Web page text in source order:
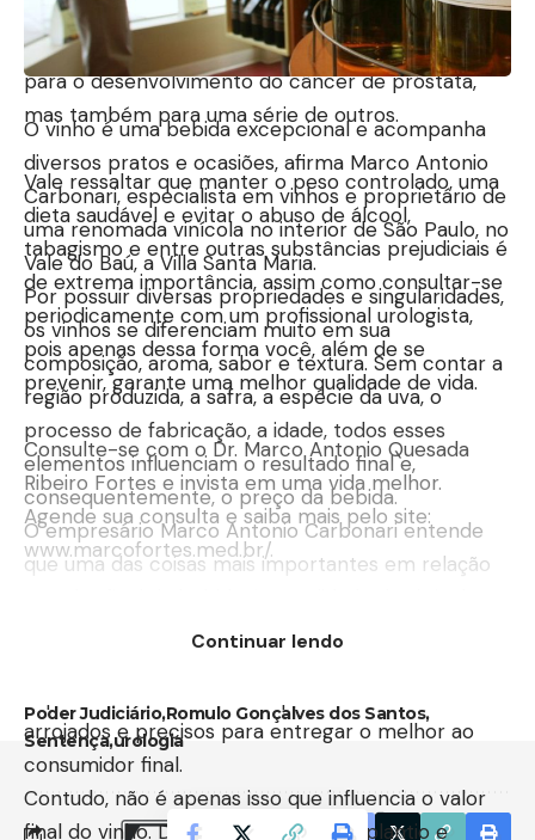
cânceres, tanto no homem como na mulher. Além
disso, essas alterações não só aumentam os riscos
para o desenvolvimento do câncer de próstata,
mas também para uma série de outros.
Vale ressaltar que manter o peso controlado, uma
dieta saudável e evitar o abuso de álcool,
tabagismo e entre outras substâncias prejudiciais é
de extrema importância, assim como consultar-se
periodicamente com um profissional urologista,
pois apenas dessa forma você, além de se
prevenir, garante uma melhor qualidade de vida.
Consulte-se com o Dr. Marco Antonio Quesada
Ribeiro Fortes e invista em uma vida melhor.
Agende sua consulta e saiba mais pelo site:
www.marcofortes.med.br/.
Poder JudiciárioRomulo Gonçalves dos Santos
Sentençaurologia
Facebook
O vinho é uma bebida excepcional e acompanha
diversos pratos e ocasiões, afirma Marco Antonio
Carbonari, especialista em vinhos e proprietário de
uma renomada vinícola no interior de São Paulo, no
Vale do Baú, a Villa Santa Maria.
Por possuir diversas propriedades e singularidades,
os vinhos se diferenciam muito em sua
composição, aroma, sabor e textura. Sem contar a
região produzida, a safra, a espécie da uva, o
processo de fabricação, a idade, todos esses
elementos influenciam o resultado final e,
consequentemente, o preço da bebida.
O empresário Marco Antonio Carbonari entende
que uma das coisas mais importantes em relação
bem como a qualidade e a tradição empregada no
arrojados e precisos para entregar o melhor ao
consumidor final.
Contudo, não é apenas isso que influencia o valor
final do vinho. Desde o processo de plantio e
Continuar lendo